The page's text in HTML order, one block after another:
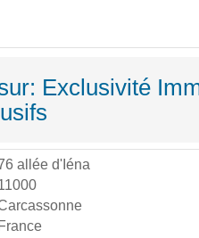
Exclusivité
allée d'Iéna
France